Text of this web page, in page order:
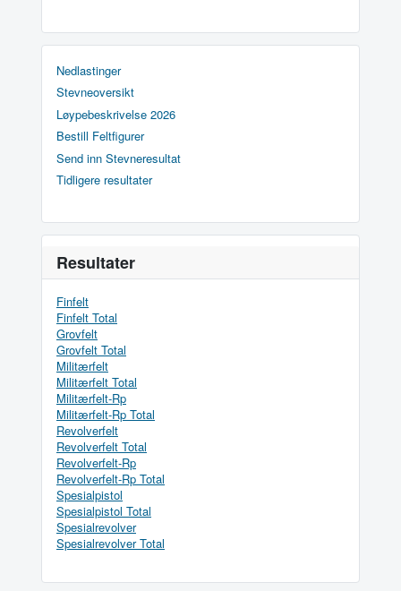
Nedlastinger
Stevneoversikt
Løypebeskrivelse 2026
Bestill Feltfigurer
Send inn Stevneresultat
Tidligere resultater
Resultater
Finfelt
Finfelt Total
Grovfelt
Grovfelt Total
Militærfelt
Militærfelt Total
Militærfelt-Rp
Militærfelt-Rp Total
Revolverfelt
Revolverfelt Total
Revolverfelt-Rp
Revolverfelt-Rp Total
Spesialpistol
Spesialpistol Total
Spesialrevolver
Spesialrevolver Total